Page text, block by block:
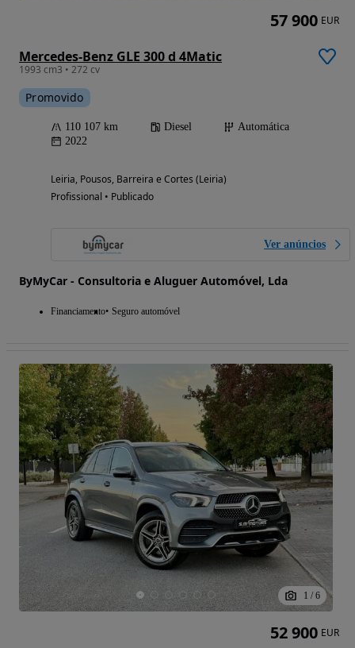
Mercedes-Benz GLE 300 d 4Matic
1993 cm3 • 272 cv
Promovido
110 107 km Diesel
Automática
2022
Leiria, Pousos, Barreira e Cortes (Leiria)
Profissional • Publicado
Ver anúncios
ByMyCar - Consultoria e Aluguer Automóvel, Lda
Financiamento Seguro automóvel
57 900 EUR
1 / 6
52 900 EUR